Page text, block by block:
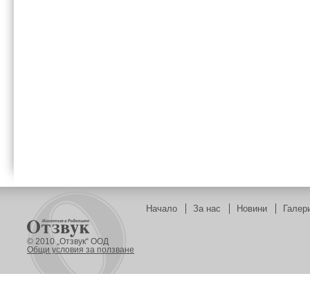
Начало За нас Новини
© 2010 „Отзвук“ ООД
Общи условия за ползване